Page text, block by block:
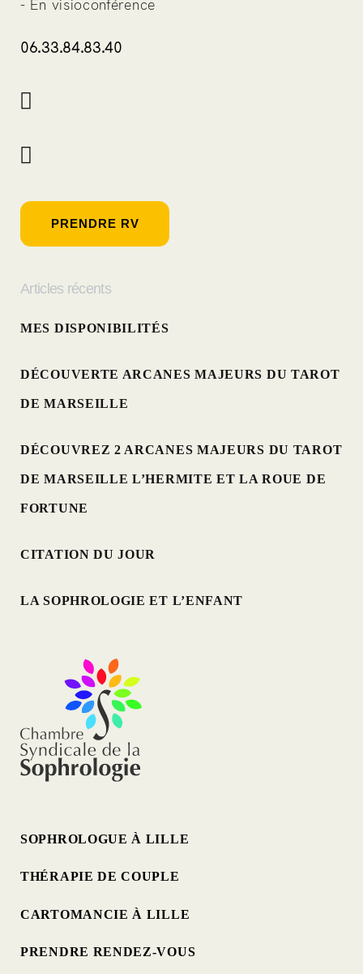
- En visioconférence
06.33.84.83.40
PRENDRE RV
Articles récents
MES DISPONIBILITÉS
DÉCOUVERTE ARCANES MAJEURS DU TAROT
DE MARSEILLE
DÉCOUVREZ 2 ARCANES MAJEURS DU TAROT
DE MARSEILLE L’HERMITE ET LA ROUE DE
FORTUNE
CITATION DU JOUR
LA SOPHROLOGIE ET L’ENFANT
SOPHROLOGUE À LILLE
THÉRAPIE DE COUPLE
CARTOMANCIE À LILLE
PRENDRE RENDEZ-VOUS